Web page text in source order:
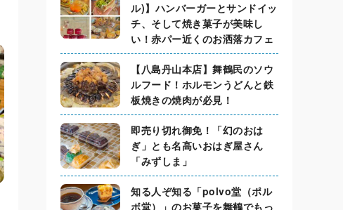
ル)】ハンバーガーとサンドイッ
チ、そして焼き菓子が美味し
い！赤パー近くのお洒落カフェ
【八島丹山本店】舞鶴民のソウ
ルフード！ホルモンうどんと鉄
板焼きの焼肉が必見！
即売り切れ御免！「幻のおは
ぎ」とも名高いおはぎ屋さん
「みずしま」
知る人ぞ知る「polvo堂（ポル
ボ堂）」のお菓子を舞鶴でもっ